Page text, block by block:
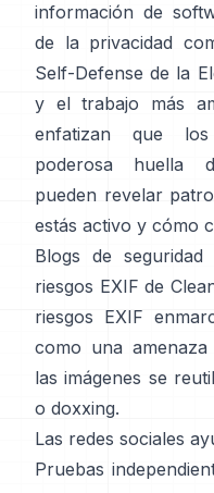
información de
de la privacidad
Self-Defense de la
y el trabajo más
enfatizan que
poderosa huella
pueden revelar
estás activo y cómo
Blogs de seguridad
riesgos EXIF de
riesgos EXIF
como una amenaza
las imágenes se
o doxxing.
Las redes sociales
Pruebas